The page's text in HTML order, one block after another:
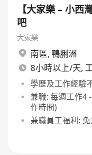
【大家樂 – 小
吧
大家樂
南區, 鴨脷洲
8小時以上/天,
學歷及工作經驗
兼職: 每週工作4
作時間)
兼職員工福利: